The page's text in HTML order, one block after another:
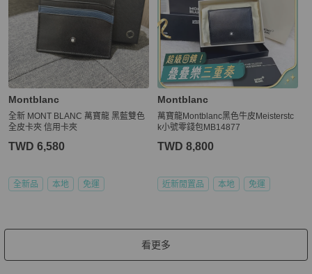
Montblanc
全新 MONT BLANC 萬寶龍 黑藍雙色
全皮卡夾 信用卡夾
TWD 6,580
全新品 本地 免運
Montblanc
萬寶龍Montblanc黑色牛皮Meisterstc
k小號零錢包MB14877
TWD 8,800
近新閒置品 本地 免運
看更多